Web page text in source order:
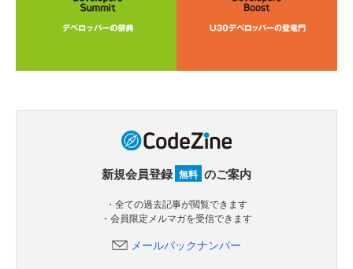
新規会員登録 無料 のご案内
・全ての過去記事が閲覧できます
・会員限定メルマガを受信できます
メールバックナンバー